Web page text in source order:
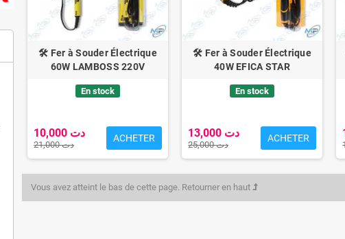
🛠️ Fer à Souder Électrique
60W LAMBOSS 220V
En stock
10,000 دت
21,000 دت
ACHETER
🛠️ Fer à Souder Électrique
40W EFICA STAR
En stock
13,000 دت
25,000 دت
ACHETER
Vous avez atteint le bas de cette page. Retourner en haut